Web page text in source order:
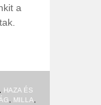
a
HAZA ÉS
MILLA